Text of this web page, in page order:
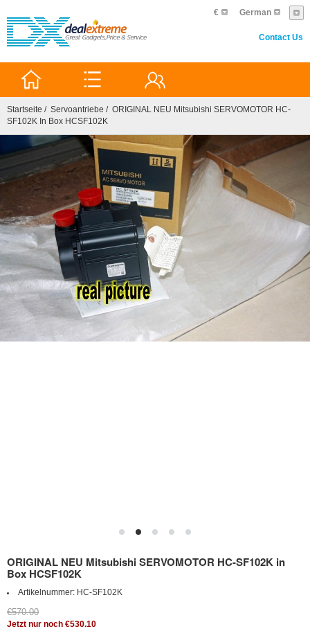
German
€
Contact Us
Startseite / Servoantriebe / ORIGINAL NEU Mitsubishi SERVOMOTOR HC-
SF102K In Box HCSF102K
ORIGINAL NEU Mitsubishi SERVOMOTOR HC-SF102K in
Box HCSF102K
Artikelnummer: HC-SF102K
€570.00
Jetzt nur noch €530.10